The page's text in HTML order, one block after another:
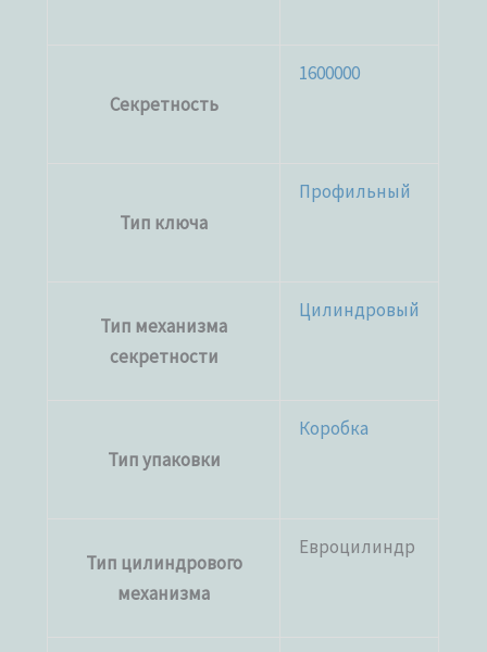
Секретность
1600000
Тип ключа
Профильный
Тип механизма
секретности
Цилиндровый
Тип упаковки
Коробка
Тип цилиндрового
механизма
Евроцилиндр